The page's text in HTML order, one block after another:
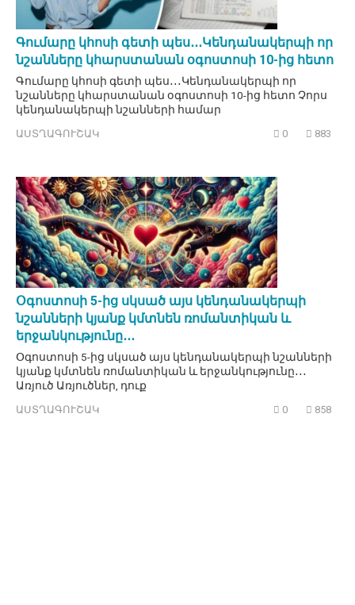
Գումարը կհոսի գետի պես․․․Կենդանակերպի որ
նշանները կհարստանան օգոստոսի 10-ից հետո
Գումարը կհոսի գետի պես․․․Կենդանակերպի որ
նշանները կհարստանան օգոստոսի 10-ից հետո Չորս
կենդանակերպի նշանների համար
ԱՍՏՂԱԳՈՒՇԱԿ 0 883
Օգոստոսի 5-ից սկսած այս կենդանակերպի
նշանների կյանք կմտնեն ռոմանտիկան և
երջանկությունը․․․
Օգոստոսի 5-ից սկսած այս կենդանակերպի նշանների
կյանք կմտնեն ռոմանտիկան և երջանկությունը․․․
Առյուծ Առյուծներ, դուք
ԱՍՏՂԱԳՈՒՇԱԿ 0 858